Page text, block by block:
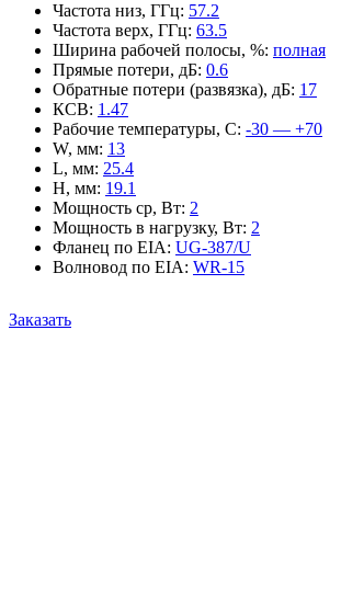
Частота низ, ГГц: 57.2
Частота верх, ГГц: 63.5
Ширина рабочей полосы, %: полная
Прямые потери, дБ: 0.6
Обратные потери (развязка), дБ: 17
КСВ: 1.47
Рабочие температуры, С: -30 — +70
W, мм: 13
L, мм: 25.4
H, мм: 19.1
Мощность ср, Вт: 2
Мощность в нагрузку, Вт: 2
Фланец по EIA: UG-387/U
Волновод по EIA: WR-15
Заказать